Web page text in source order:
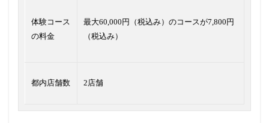
体験コース
の料金
最大60,000円（税込み）のコースが7,800円
（税込み）
都内店舗数 2店舗